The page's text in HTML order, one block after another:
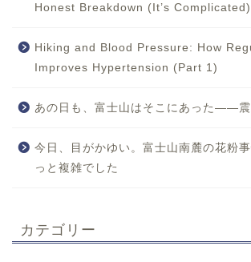
Honest Breakdown (It’s Complicated)
Hiking and Blood Pressure: How
Improves Hypertension (Part 1)
あの日も、富士山はそこにあった——
今日、目がかゆい。富士山南麓の花粉
っと複雑でした
カテゴリー